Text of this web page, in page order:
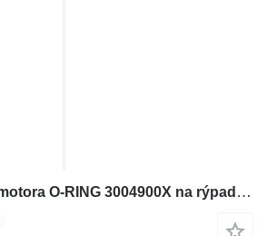
Iný náhradný diel motora O-RING 3004900X na rýpadla Komatsu